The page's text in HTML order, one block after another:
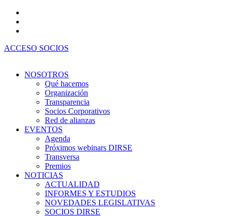
contenido
ACCESO SOCIOS
NOSOTROS
Qué hacemos
Organización
Transparencia
Socios Corporativos
Red de alianzas
EVENTOS
Agenda
Próximos webinars DIRSE
Transversa
Premios
NOTICIAS
ACTUALIDAD
INFORMES Y ESTUDIOS
NOVEDADES LEGISLATIVAS
SOCIOS DIRSE